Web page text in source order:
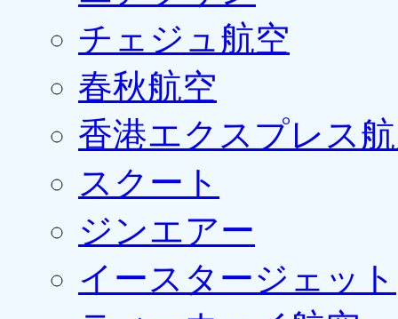
チェジュ航空
春秋航空
香港エクスプレス
スクート
ジンエアー
イースタージェット